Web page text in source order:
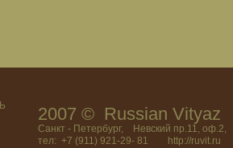
2007 © Russian
Санкт - Петербург, Невский пр.11, оф.2,
тел: +7 (911) 921-29- 81 http://ruvit.ru